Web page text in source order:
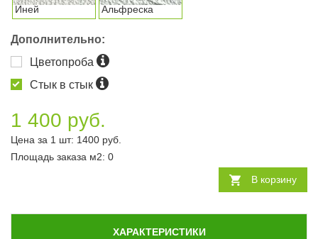
Иней Альфреска
Дополнительно:
Цветопроба
Стык в стык
1 400 руб.
Цена за 1 шт: 1400 руб.
Площадь заказа м2: 0
В корзину
ХАРАКТЕРИСТИКИ